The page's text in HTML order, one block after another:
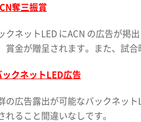
奪三振賞
クネットLED にACN の広告が掲
賞金が贈呈されます。また、試
ックネットLED広告
の広告露出が可能なバックネッ
れること間違いなしです。